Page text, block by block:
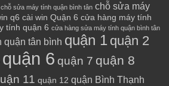
chỗ sửa máy tính quận bình tân chỗ sửa máy
q6 cài win Quận 6 cửa hàng máy tính
tính quận 6 cửa hàng sửa máy tính quận bình tân
quận tân bình quận 1 quận 2
quận 6 quận 7 quận 8
11 quận 12 quận Bình Thạnh